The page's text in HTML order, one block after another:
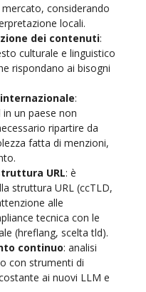
considerando
locali.
dei contenuti:
culturale e linguistico
rispondano ai bisogni
:
un paese non
ripartire da
fatta di menzioni,
URL: è
struttura URL (ccTLD,
alle
tecnica con le
(hreflang, scelta tld).
continuo: analisi
con strumenti di
ai nuovi LLM e